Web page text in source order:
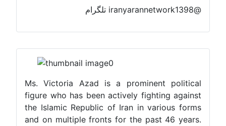
Ms. Victoria Azad is a prominent political
figure who has been actively fighting against
the Islamic Republic of Iran in various forms
and on multiple fronts for the past 46 years.
@iranyarannetwork1398 تلگرام